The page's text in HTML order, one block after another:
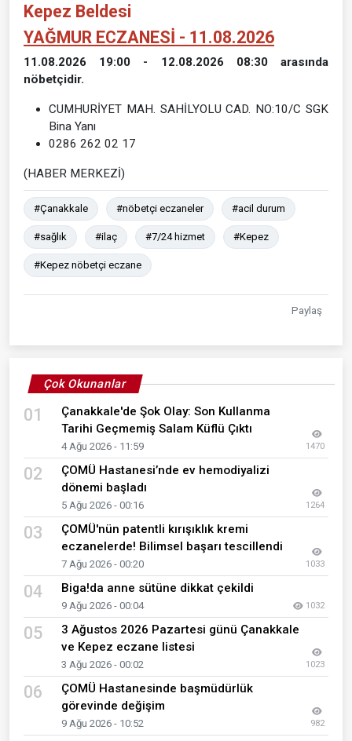
Kepez Beldesi
YAĞMUR ECZANESİ - 11.08.2026
11.08.2026 19:00 - 12.08.2026 08:30 arasında
nöbetçidir.
CUMHURİYET MAH. SAHİLYOLU CAD. NO:10/C SGK
Bina Yanı
0286 262 02 17
(HABER MERKEZİ)
#Çanakkale #nöbetçi eczaneler #acil durum
#sağlık #ilaç #7/24 hizmet #Kepez
#Kepez nöbetçi eczane
Paylaş
Çok Okunanlar
01
Çanakkale'de Şok Olay: Son Kullanma
Tarihi Geçmemiş Salam Küflü Çıktı
4 Ağu 2026 - 11:59 1470
02
ÇOMÜ Hastanesi’nde ev hemodiyalizi
dönemi başladı
5 Ağu 2026 - 00:16 1264
03
ÇOMÜ'nün patentli kırışıklık kremi
eczanelerde! Bilimsel başarı tescillendi
7 Ağu 2026 - 00:20 1033
04 Biga!da anne sütüne dikkat çekildi
9 Ağu 2026 - 00:04 1032
05
3 Ağustos 2026 Pazartesi günü Çanakkale
ve Kepez eczane listesi
3 Ağu 2026 - 00:02 1023
06
ÇOMÜ Hastanesinde başmüdürlük
görevinde değişim
9 Ağu 2026 - 10:52 982